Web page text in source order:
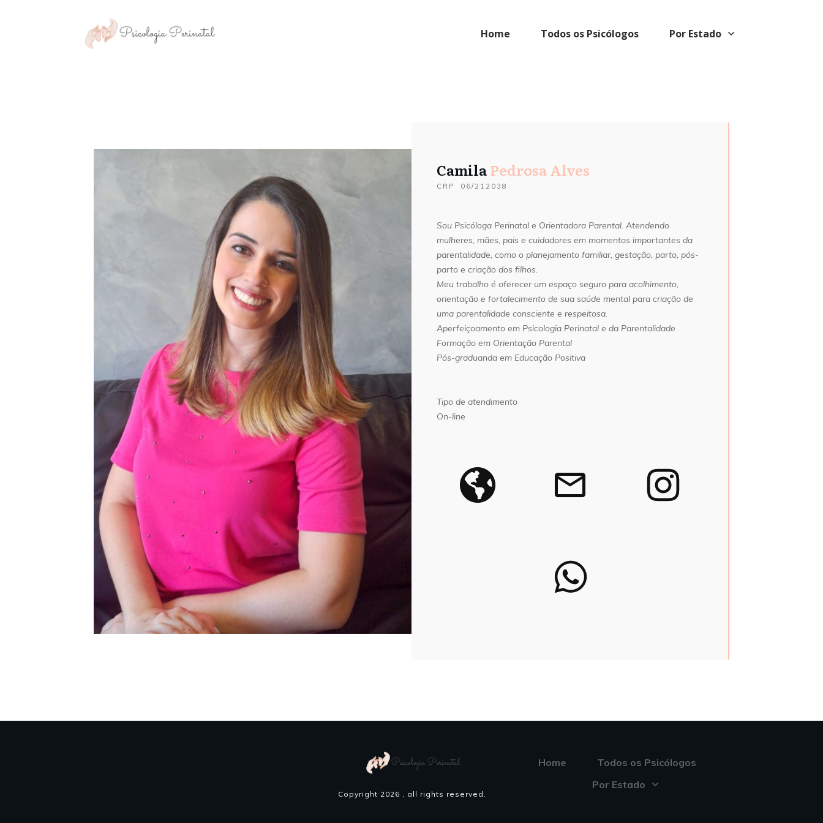
Home Todos os Psicólogos Por Estado
CamilaPedrosa Alves
CRP 06/212038
Sou Psicóloga Perinatal e Orientadora Parental. Atendendo
mulheres, mães, pais e cuidadores em momentos importantes da
parentalidade, como o planejamento familiar, gestação, parto, pós-
parto e criação dos filhos.
Meu trabalho é oferecer um espaço seguro para acolhimento,
orientação e fortalecimento de sua saúde mental para criação de
uma parentalidade consciente e respeitosa.
Aperfeiçoamento em Psicologia Perinatal e da Parentalidade
Formação em Orientação Parental
Pós-graduanda em Educação Positiva
Tipo de atendimento
On-line
Copyright 2026 , all rights reserved.
Home
Todos os Psicólogos
Por Estado